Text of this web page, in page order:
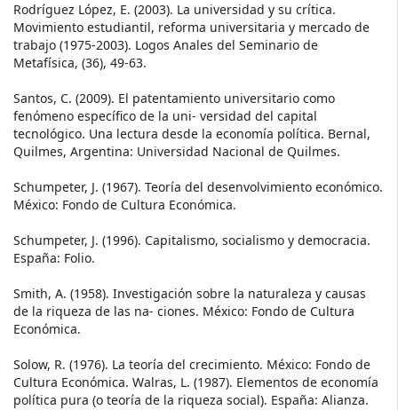
Rodríguez López, E. (2003). La universidad y su crítica.
Movimiento estudiantil, reforma universitaria y mercado de
trabajo (1975-2003). Logos Anales del Seminario de
Metafísica, (36), 49-63.
Santos, C. (2009). El patentamiento universitario como
fenómeno específico de la uni- versidad del capital
tecnológico. Una lectura desde la economía política. Bernal,
Quilmes, Argentina: Universidad Nacional de Quilmes.
Schumpeter, J. (1967). Teoría del desenvolvimiento económico.
México: Fondo de Cultura Económica.
Schumpeter, J. (1996). Capitalismo, socialismo y democracia.
España: Folio.
Smith, A. (1958). Investigación sobre la naturaleza y causas
de la riqueza de las na- ciones. México: Fondo de Cultura
Económica.
Solow, R. (1976). La teoría del crecimiento. México: Fondo de
Cultura Económica. Walras, L. (1987). Elementos de economía
política pura (o teoría de la riqueza social). España: Alianza.